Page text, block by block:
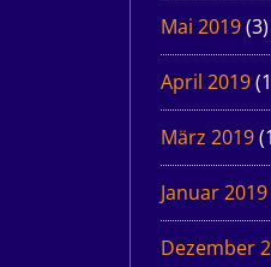
Mai 2019(3)
April 2019
März 2019
Januar 2019
Dezember